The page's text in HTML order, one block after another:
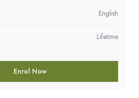
English
Lifetime
Enrol Now